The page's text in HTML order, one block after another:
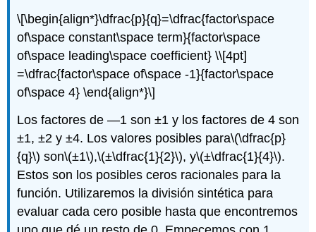
\[\begin{align*}\dfrac{p}{q}=\dfrac{factor\space
of\space constant\space term}{factor\space
of\space leading\space coefficient} \\[4pt]
=\dfrac{factor\space of\space -1}{factor\space
of\space 4} \end{align*}\]
Los factores de —1 son ±1 y los factores de 4 son
±1, ±2 y ±4. Los valores posibles para\(\dfrac{p}
{q}\) son\(±1\),\(±\dfrac{1}{2}\), y\(±\dfrac{1}{4}\).
Estos son los posibles ceros racionales para la
función. Utilizaremos la división sintética para
evaluar cada cero posible hasta que encontremos